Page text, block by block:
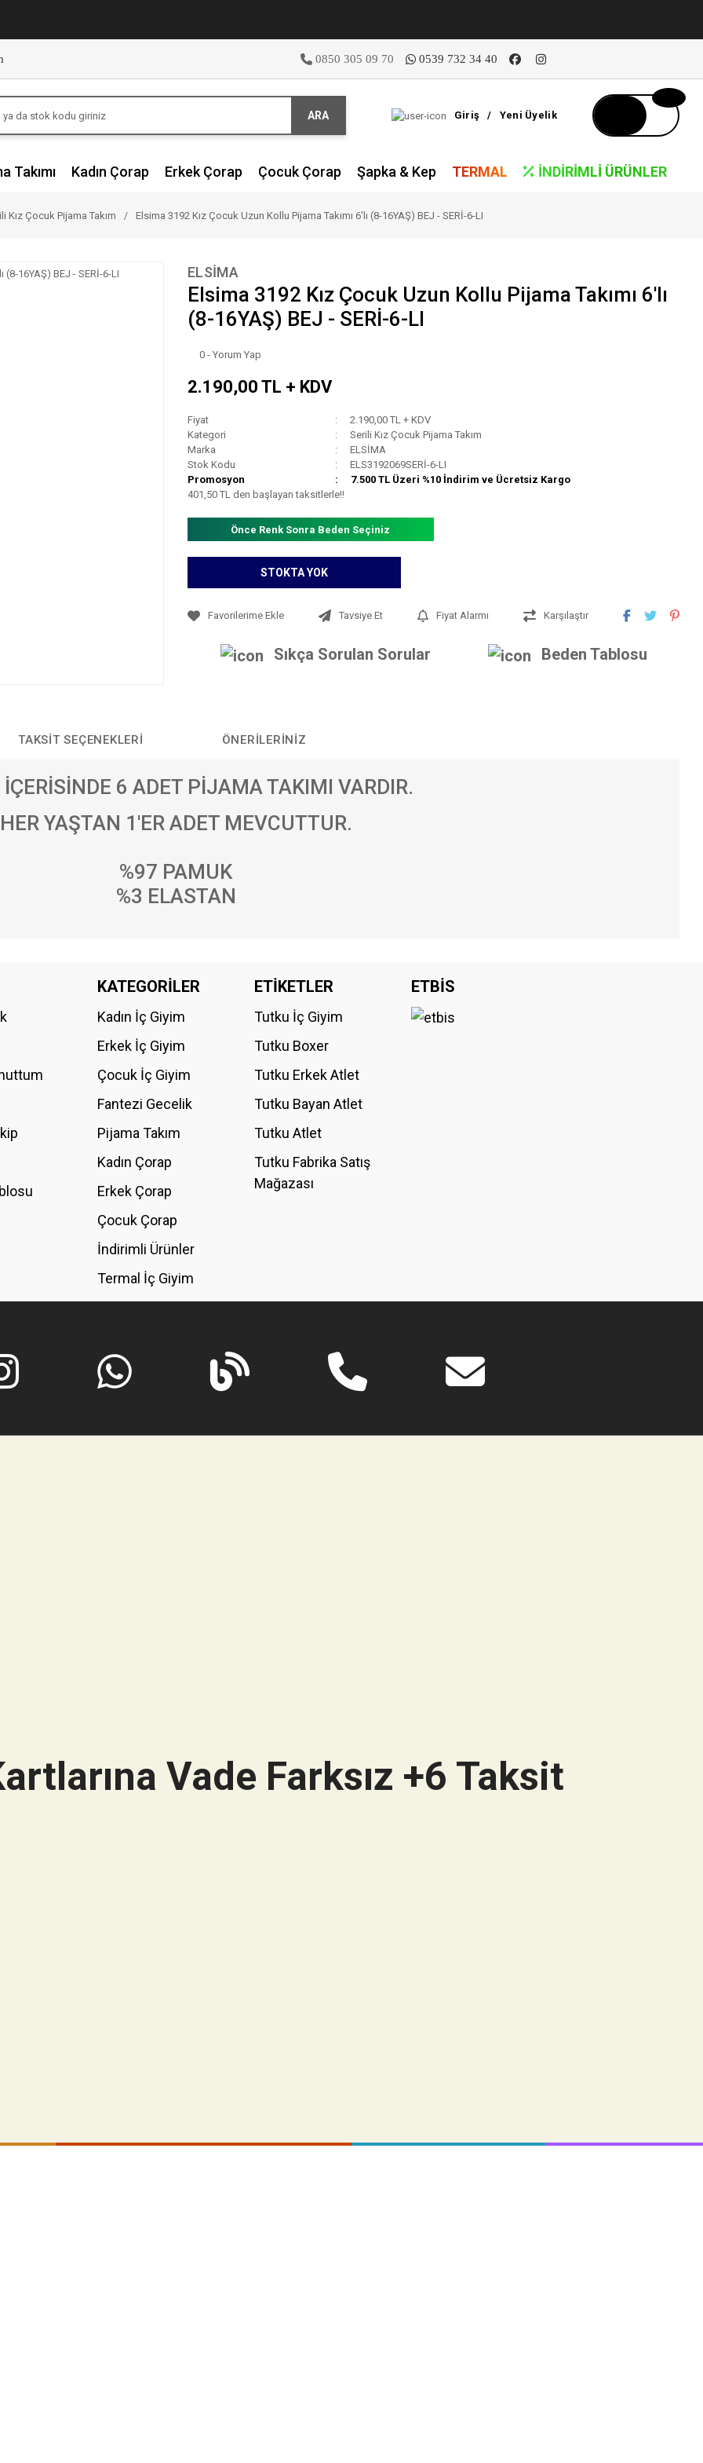
0850 305 09 70 0539 732 34 40
ARA Giriş / Yeni Üyelik
Takımı Kadın Çorap Erkek Çorap Çocuk Çorap Şapka & Kep TERMAL İNDIRIMLI ÜRÜNLER
Kız Çocuk Pijama Takım Elsima 3192 Kız Çocuk Uzun Kollu Pijama Takımı 6'lı (8-16YAŞ) BEJ - SERİ-6-LI
ELSİMA
Elsima 3192 Kız Çocuk Uzun Kollu Pijama Takımı 6'lı
(8-16YAŞ) BEJ - SERİ-6-LI
0 - Yorum Yap
2.190,00 TL + KDV
Fiyat
2.190,00 TL + KDV
Kategori
Serili Kız Çocuk Pijama Takım
Marka
ELSİMA
Stok Kodu
ELS3192069SERİ-6-LI
Promosyon
7.500 TL Üzeri %10 İndirim ve Ücretsiz Kargo
401,50 TL den başlayan taksitlerle!!
Önce Renk Sonra Beden Seçiniz
STOKTA YOK
Tavsiye Et Fiyat Alarmı Karşılaştır
Sıkça Sorulan Sorular Beden Tablosu
TAKSIT SEÇENEKLERI ÖNERILERINIZ
İÇERİSİNDE 6 ADET PİJAMA TAKIMI VARDIR.
HER YAŞTAN 1'ER ADET MEVCUTTUR.
%97 PAMUK
%3 ELASTAN
Bu ürüne ilk yorumu siz yapın!
KATEGORİLER
Kadın İç Giyim
Erkek İç Giyim
Çocuk İç Giyim
Fantezi Gecelik
Pijama Takım
Kadın Çorap
Erkek Çorap
Çocuk Çorap
İndirimli Ürünler
Termal İç Giyim
ETİKETLER
Tutku İç Giyim
Tutku Boxer
Tutku Erkek Atlet
Tutku Bayan Atlet
Tutku Atlet
Tutku Fabrika Satış
Mağazası
ETBİS
Vade Farksız +6 Taksit